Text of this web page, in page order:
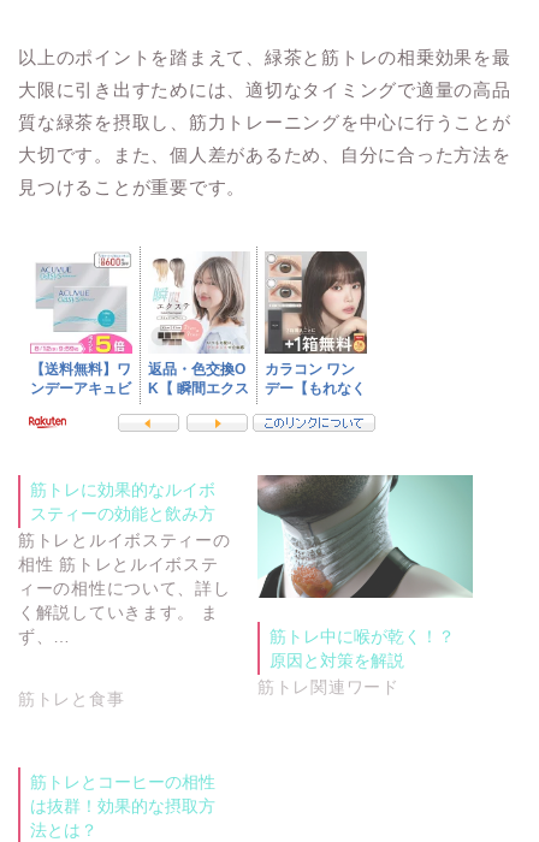
以上のポイントを踏まえて、緑茶と筋トレの相乗効果を最
大限に引き出すためには、適切なタイミングで適量の高品
質な緑茶を摂取し、筋力トレーニングを中心に行うことが
大切です。また、個人差があるため、自分に合った方法を
見つけることが重要です。
筋トレに効果的なルイボ
スティーの効能と飲み方
筋トレとルイボスティーの
相性 筋トレとルイボステ
ィーの相性について、詳し
く解説していきます。 ま
ず、…
筋トレと食事
筋トレ中に喉が乾く！？
原因と対策を解説
筋トレ関連ワード
筋トレとコーヒーの相性
は抜群！効果的な摂取方
法とは？